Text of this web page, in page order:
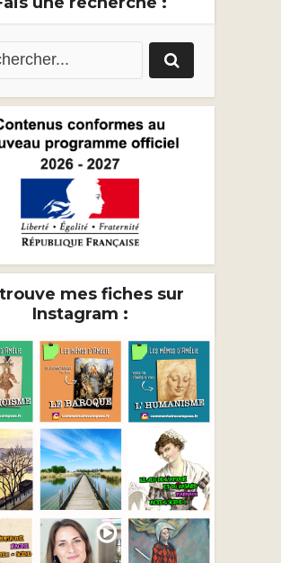
mes fiches sur
Instagram :